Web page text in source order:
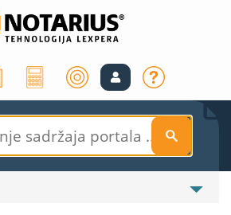
S